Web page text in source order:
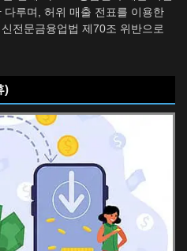
루며, 허위 매출 전표를 이용한
전문금융업법 제70조 위반으로
)